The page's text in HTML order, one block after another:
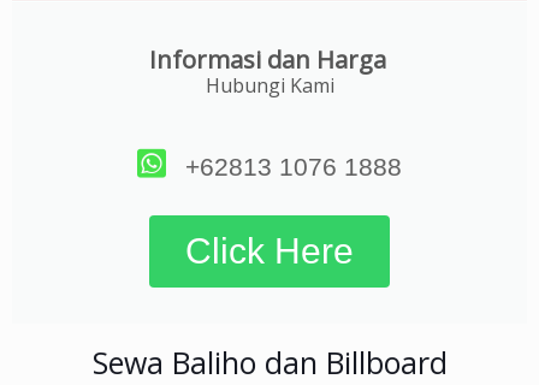
Informasi dan Harga
Hubungi Kami
+62813 1076 1888
Click Here
Sewa Baliho dan Billboard